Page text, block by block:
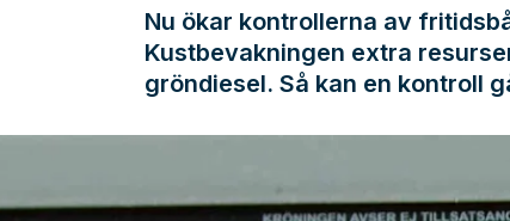
Nu ökar kontrollerna av
Kustbevakningen extra
gröndiesel. Så kan en kontroll